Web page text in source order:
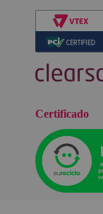
Certificado